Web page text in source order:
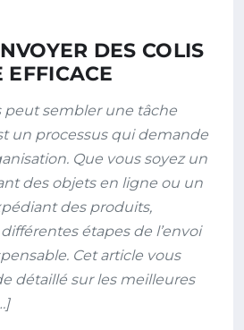
DES COLIS
EFFICACE
peut sembler une tâche
un processus qui demande
Que vous soyez un
des objets en ligne ou un
des produits,
étapes de l’envoi
Cet article vous
détaillé sur les meilleures